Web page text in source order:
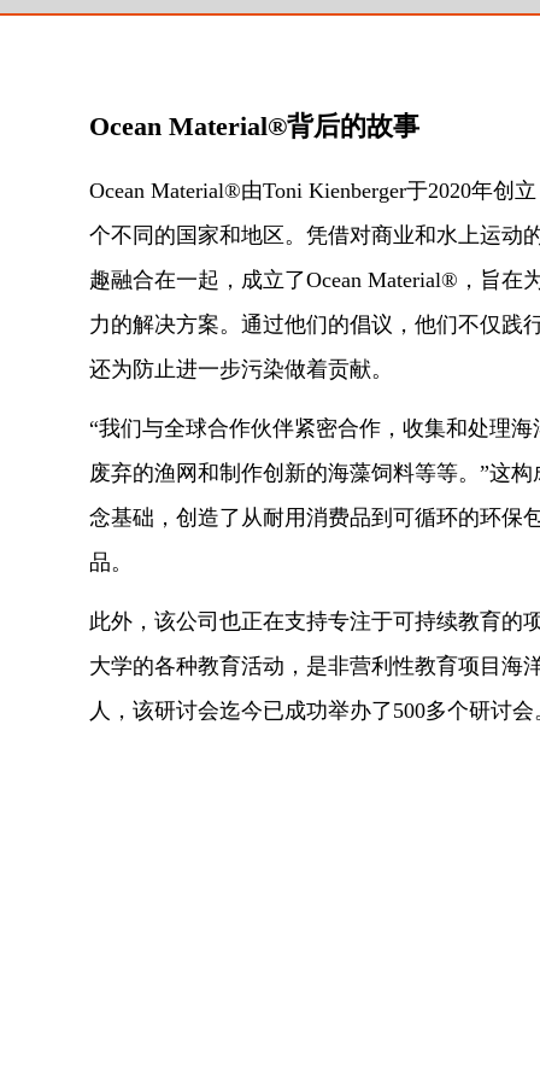
Ocean Material®背后的故事
Ocean Material®由Toni Kienberger于2020年创
个不同的国家和地区。凭借对商业和水上运动
趣融合在一起，成立了Ocean Material®，旨在
力的解决方案。通过他们的倡议，他们不仅践
还为防止进一步污染做着贡献。
“我们与全球合作伙伴紧密合作，收集和处理
废弃的渔网和制作创新的海藻饲料等等。”这构
念基础，创造了从耐用消费品到可循环的环保
品。
此外，该公司也正在支持专注于可持续教育的
大学的各种教育活动，是非营利性教育项目海
人，该研讨会迄今已成功举办了500多个研讨会